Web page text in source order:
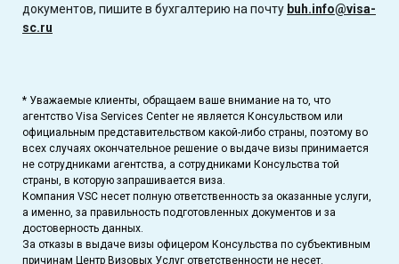
документов, пишите в бухгалтерию на почту buh.info@visa-
sc.ru
* Уважаемые клиенты, обращаем ваше внимание на то, что
агентство Visa Services Center не является Консульством или
официальным представительством какой-либо страны, поэтому во
всех случаях окончательное решение о выдаче визы принимается
не сотрудниками агентства, а сотрудниками Консульства той
страны, в которую запрашивается виза.
Компания VSC несет полную ответственность за оказанные услуги,
а именно, за правильность подготовленных документов и за
достоверность данных.
За отказы в выдаче визы офицером Консульства по субъективным
причинам Центр Визовых Услуг ответственности не несет.